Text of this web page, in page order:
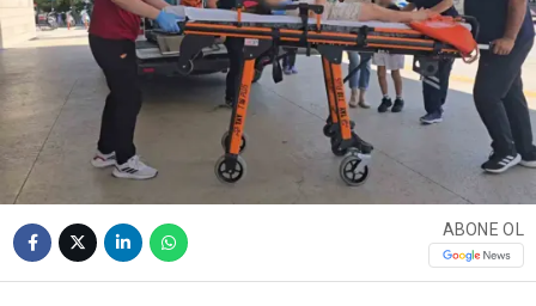
ABONE OL